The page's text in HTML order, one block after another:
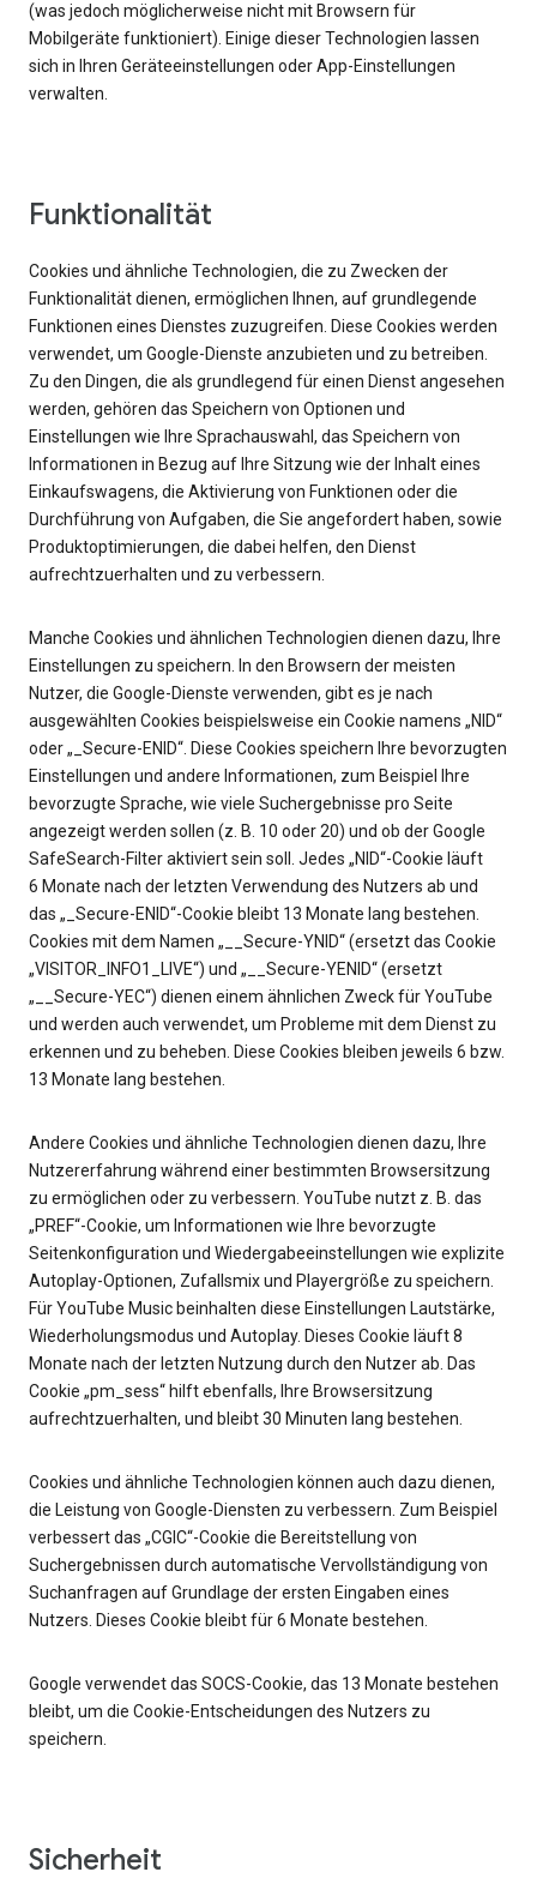
(was jedoch möglicherweise nicht mit Browsern für
Mobilgeräte funktioniert). Einige dieser Technologien lassen
sich in Ihren Geräteeinstellungen oder App-Einstellungen
verwalten.
Funktionalität
Cookies und ähnliche Technologien, die zu Zwecken der
Funktionalität dienen, ermöglichen Ihnen, auf grundlegende
Funktionen eines Dienstes zuzugreifen. Diese Cookies werden
verwendet, um Google-Dienste anzubieten und zu betreiben.
Zu den Dingen, die als grundlegend für einen Dienst angesehen
werden, gehören das Speichern von Optionen und
Einstellungen wie Ihre Sprachauswahl, das Speichern von
Informationen in Bezug auf Ihre Sitzung wie der Inhalt eines
Einkaufswagens, die Aktivierung von Funktionen oder die
Durchführung von Aufgaben, die Sie angefordert haben, sowie
Produktoptimierungen, die dabei helfen, den Dienst
aufrechtzuerhalten und zu verbessern.
Manche Cookies und ähnlichen Technologien dienen dazu, Ihre
Einstellungen zu speichern. In den Browsern der meisten
Nutzer, die Google-Dienste verwenden, gibt es je nach
ausgewählten Cookies beispielsweise ein Cookie namens „NID“
oder „_Secure-ENID“. Diese Cookies speichern Ihre bevorzugten
Einstellungen und andere Informationen, zum Beispiel Ihre
bevorzugte Sprache, wie viele Suchergebnisse pro Seite
angezeigt werden sollen (z. B. 10 oder 20) und ob der Google
SafeSearch-Filter aktiviert sein soll. Jedes „NID“-Cookie läuft
6 Monate nach der letzten Verwendung des Nutzers ab und
das „_Secure-ENID“-Cookie bleibt 13 Monate lang bestehen.
Cookies mit dem Namen „__Secure-YNID“ (ersetzt das Cookie
„VISITOR_INFO1_LIVE“) und „__Secure-YENID“ (ersetzt
„__Secure-YEC“) dienen einem ähnlichen Zweck für YouTube
und werden auch verwendet, um Probleme mit dem Dienst zu
erkennen und zu beheben. Diese Cookies bleiben jeweils 6 bzw.
13 Monate lang bestehen.
Andere Cookies und ähnliche Technologien dienen dazu, Ihre
Nutzererfahrung während einer bestimmten Browsersitzung
zu ermöglichen oder zu verbessern. YouTube nutzt z. B. das
„PREF“-Cookie, um Informationen wie Ihre bevorzugte
Seitenkonfiguration und Wiedergabeeinstellungen wie explizite
Autoplay-Optionen, Zufallsmix und Playergröße zu speichern.
Für YouTube Music beinhalten diese Einstellungen Lautstärke,
Wiederholungsmodus und Autoplay. Dieses Cookie läuft 8
Monate nach der letzten Nutzung durch den Nutzer ab. Das
Cookie „pm_sess“ hilft ebenfalls, Ihre Browsersitzung
aufrechtzuerhalten, und bleibt 30 Minuten lang bestehen.
Cookies und ähnliche Technologien können auch dazu dienen,
die Leistung von Google-Diensten zu verbessern. Zum Beispiel
verbessert das „CGIC“-Cookie die Bereitstellung von
Suchergebnissen durch automatische Vervollständigung von
Suchanfragen auf Grundlage der ersten Eingaben eines
Nutzers. Dieses Cookie bleibt für 6 Monate bestehen.
Google verwendet das SOCS-Cookie, das 13 Monate bestehen
bleibt, um die Cookie-Entscheidungen des Nutzers zu
speichern.
Sicherheit